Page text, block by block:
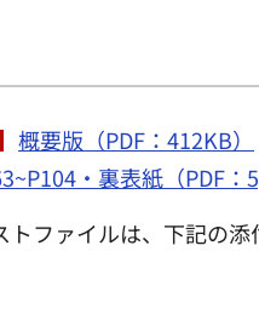
概要版（PDF：412KB）
・裏表紙（PDF：
トファイルは、下記の